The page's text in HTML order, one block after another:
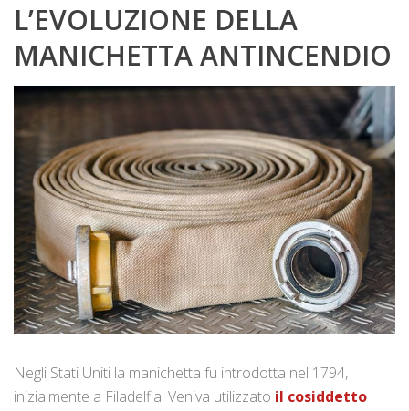
L’EVOLUZIONE DELLA
MANICHETTA ANTINCENDIO
Negli Stati Uniti la manichetta fu introdotta nel 1794,
inizialmente a Filadelfia. Veniva utilizzato il cosiddetto